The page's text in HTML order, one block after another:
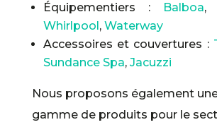
Équipementiers :
Balboa,
Whirlpool, Waterway
Accessoires et couvertures :
Sundance Spa, Jacuzzi
Nous proposons également
gamme de produits pour le